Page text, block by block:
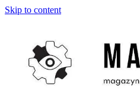
Skip to content